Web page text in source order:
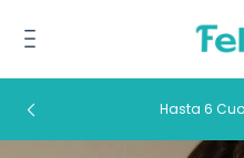
Hasta 6